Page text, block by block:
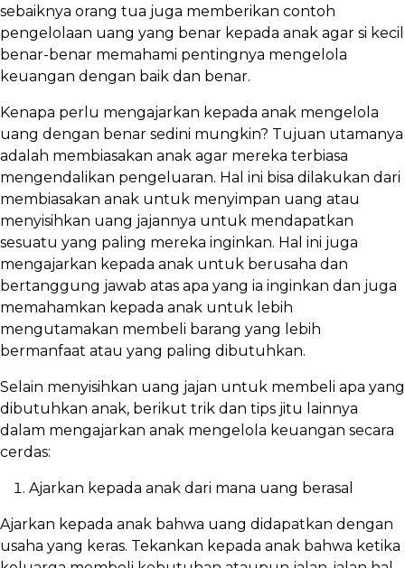
sebaiknya orang tua juga memberikan contoh
pengelolaan uang yang benar kepada anak agar si kecil
benar-benar memahami pentingnya mengelola
keuangan dengan baik dan benar.
Kenapa perlu mengajarkan kepada anak mengelola
uang dengan benar sedini mungkin? Tujuan utamanya
adalah membiasakan anak agar mereka terbiasa
mengendalikan pengeluaran. Hal ini bisa dilakukan dari
membiasakan anak untuk menyimpan uang atau
menyisihkan uang jajannya untuk mendapatkan
sesuatu yang paling mereka inginkan. Hal ini juga
mengajarkan kepada anak untuk berusaha dan
bertanggung jawab atas apa yang ia inginkan dan juga
memahamkan kepada anak untuk lebih
mengutamakan membeli barang yang lebih
bermanfaat atau yang paling dibutuhkan.
Selain menyisihkan uang jajan untuk membeli apa yang
dibutuhkan anak, berikut trik dan tips jitu lainnya
dalam mengajarkan anak mengelola keuangan secara
cerdas:
Ajarkan kepada anak dari mana uang berasal
Ajarkan kepada anak bahwa uang didapatkan dengan
usaha yang keras. Tekankan kepada anak bahwa ketika